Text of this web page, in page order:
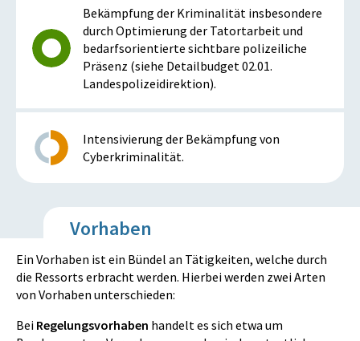
Bekämpfung der Kriminalität insbesondere
durch Optimierung der Tatortarbeit und
bedarfsorientierte sichtbare polizeiliche
Präsenz (siehe Detailbudget 02.01.
Landespolizeidirektion).
Intensivierung der Bekämpfung von
Cyberkriminalität.
Vorhaben
Ein Vorhaben ist ein Bündel an Tätigkeiten, welche durch
die Ressorts erbracht werden. Hierbei werden zwei Arten
von Vorhaben unterschieden:
Bei Regelungsvorhaben handelt es sich etwa um